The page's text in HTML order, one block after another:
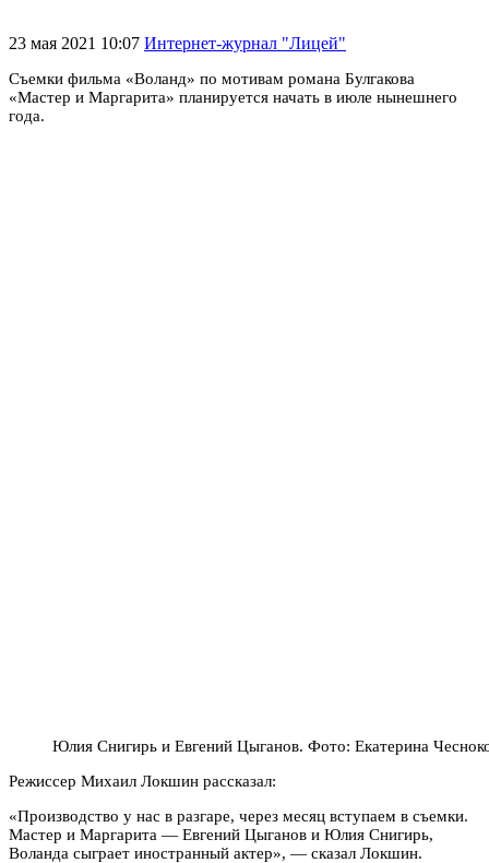
23 мая 2021 10:07 Интернет-журнал "Лицей"
Съемки фильма «Воланд» по мотивам романа Булгакова
«Мастер и Маргарита» планируется начать в июле нынешнего
года.
Юлия Снигирь и Евгений Цыганов. Фото: Екатерина
Режиссер Михаил Локшин рассказал:
«Производство у нас в разгаре, через месяц вступаем в съемки.
Мастер и Маргарита — Евгений Цыганов и Юлия Снигирь,
Воланда сыграет иностранный актер», — сказал Локшин.